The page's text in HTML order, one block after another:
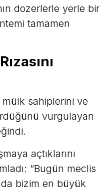
dozerlerle yerle bir
tamamen
mülk sahiplerini ve
vurgulayan
açtıklarını
“Bugün meclis
bizim en büyük